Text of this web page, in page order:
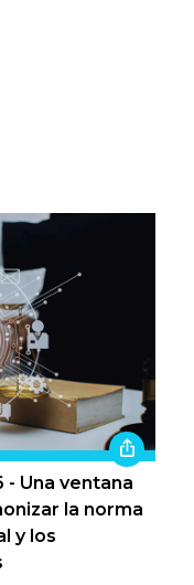
- Una ventana
la norma
y los